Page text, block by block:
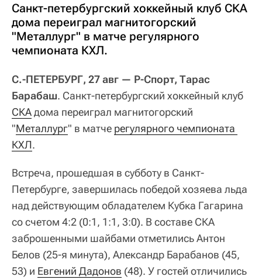
Санкт-петербургский хоккейный клуб СКА
дома переиграл магнитогорский
"Металлург" в матче регулярного
чемпионата КХЛ.
С.-ПЕТЕРБУРГ, 27 авг — Р-Спорт, Тарас
Барабаш. Санкт-петербургский хоккейный клуб
СКАдома переиграл магнитогорский
"Металлург" в матче регулярного чемпионата
КХЛ.
Встреча, прошедшая в субботу в Санкт-
Петербурге, завершилась победой хозяева льда
над действующим обладателем Кубка Гагарина
со счетом 4:2 (0:1, 1:1, 3:0). В составе СКА
заброшенными шайбами отметились Антон
Белов (25-я минута), Александр Барабанов (45,
53) и Евгений Дадонов (48). У гостей отличились